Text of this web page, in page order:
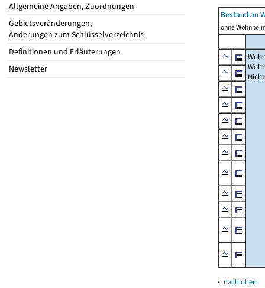
Allgemeine Angaben, Zuordnungen
Gebietsveränderungen,
Änderungen zum Schlüsselverzeichnis
Definitionen und Erläuterungen
Newsletter
Bestand an
ohne
▴ nach oben